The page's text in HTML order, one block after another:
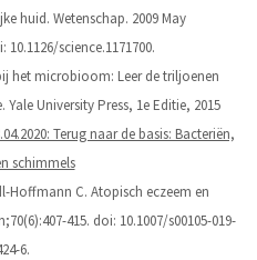
huid. Wetenschap. 2009 May
10.1126/science.1171700.
het microbioom: Leer de triljoenen
University Press, 1e Editie, 2015
Terug naar de basis: Bacteriën,
schimmels
Hoffmann C. Atopisch eczeem en
415. doi: 10.1007/s00105-019-
6.